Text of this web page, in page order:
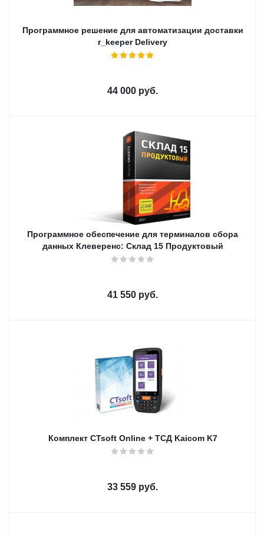
Программное решение для автоматизации доставки
r_keeper Delivery
44 000 руб.
Программное обеспечение для терминалов сбора
данных Клеверенс: Склад 15 Продуктовый
41 550 руб.
Комплект CTsoft Online + ТСД Kaicom K7
33 559 руб.